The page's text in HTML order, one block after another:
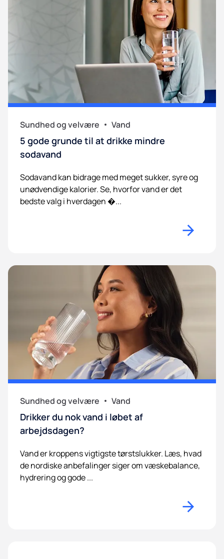
Sundhed og velvære Vand
5 gode grunde til at drikke mindre
sodavand
Sodavand kan bidrage med meget sukker, syre og
unødvendige kalorier. Se, hvorfor vand er det
bedste valg i hverdagen �...
Sundhed og velvære Vand
Drikker du nok vand i løbet af
arbejdsdagen?
Vand er kroppens vigtigste tørstslukker. Læs, hvad
de nordiske anbefalinger siger om væskebalance,
hydrering og gode ...